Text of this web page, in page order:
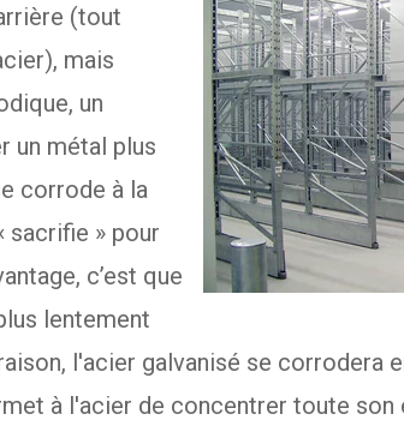
(tout
mais
un
un métal plus
corrode à la
sacrifie » pour
c’est que
lentement
l'acier galvanisé se corrodera
à l'acier de concentrer toute son